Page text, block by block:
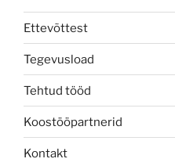
Ettevõttest
Tegevusload
Tehtud tööd
Koostööpartnerid
Kontakt